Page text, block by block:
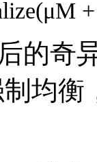
(μM
的奇
均衡